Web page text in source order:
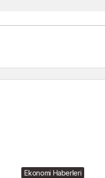
Ekonomi Haberleri